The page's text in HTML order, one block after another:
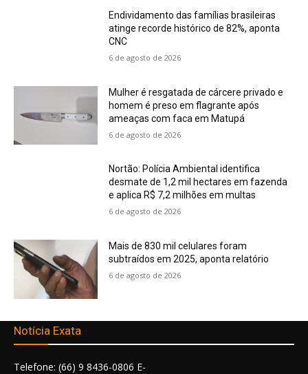
Endividamento das famílias brasileiras
atinge recorde histórico de 82%, aponta
CNC
6 de agosto de 2026
Mulher é resgatada de cárcere privado e
homem é preso em flagrante após
ameaças com faca em Matupá
6 de agosto de 2026
Nortão: Polícia Ambiental identifica
desmate de 1,2 mil hectares em fazenda
e aplica R$ 7,2 milhões em multas
6 de agosto de 2026
Mais de 830 mil celulares foram
subtraídos em 2025, aponta relatório
6 de agosto de 2026
Notícia Exata
Telefone: (66) 9 8436-0806 E-